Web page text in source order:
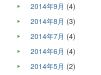
2014年9月 (4)
2014年8月 (3)
2014年7月 (4)
2014年6月 (4)
2014年5月 (2)